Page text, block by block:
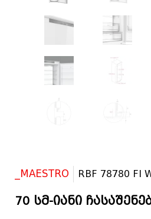
_MAESTRO RBF 78780 FI
70 სმ-იანი